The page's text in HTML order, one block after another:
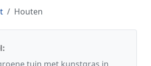
Houten
tuin met kunstgras in